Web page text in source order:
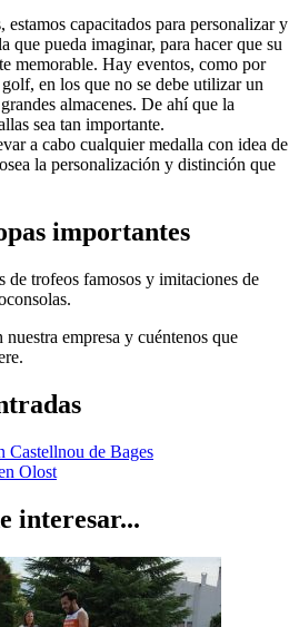
estamos capacitados para personalizar y
que pueda imaginar, para hacer que su
memorable. Hay eventos, como por
en los que no se debe utilizar un
almacenes. De ahí que la
sea tan importante.
a cabo cualquier medalla con idea de
la personalización y distinción que
importantes
de trofeos famosos y imitaciones de
empresa y cuéntenos que
Castellnou de Bages
Olost
interesar...